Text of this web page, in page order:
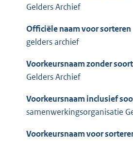
Gelders Archief
Officiële naam voor sorteren
gelders archief
Voorkeursnaam zonder soort
Gelders Archief
Voorkeursnaam inclusief
samenwerkingsorganisatie
Voorkeursnaam voor